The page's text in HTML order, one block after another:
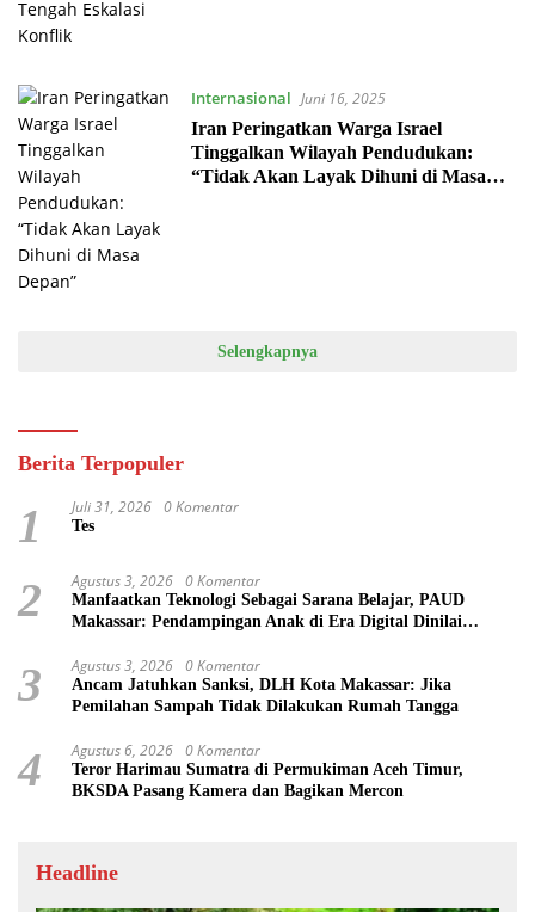
Internasional Juni 16, 2025
Iran Peringatkan Warga Israel
Tinggalkan Wilayah Pendudukan:
“Tidak Akan Layak Dihuni di Masa
Selengkapnya
Berita Terpopuler
1 Juli 31, 2026 0 Komentar
Tes
2 Agustus 3, 2026 0 Komentar
Manfaatkan Teknologi Sebagai Sarana Belajar, PAUD
Makassar: Pendampingan Anak di Era Digital Dinilai
3 Agustus 3, 2026 0 Komentar
Ancam Jatuhkan Sanksi, DLH Kota Makassar: Jika
Pemilahan Sampah Tidak Dilakukan Rumah Tangga
4 Agustus 6, 2026 0 Komentar
Teror Harimau Sumatra di Permukiman Aceh Timur,
BKSDA Pasang Kamera dan Bagikan Mercon
Headline